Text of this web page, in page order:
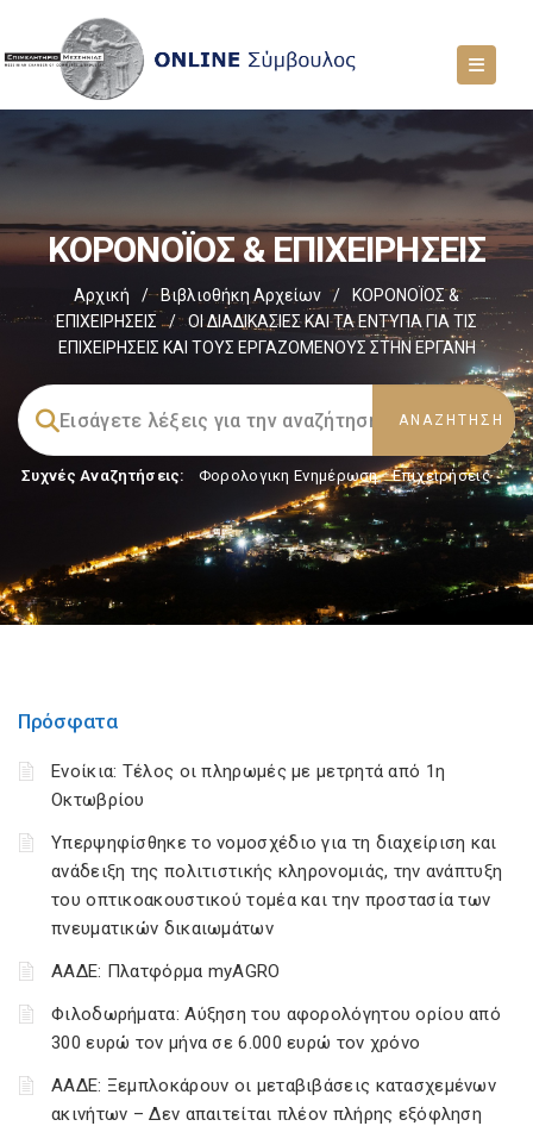
ΚΟΡΟΝΟΪΟΣ & ΕΠΙΧΕΙΡΗΣΕΙΣ
Αρχική / Βιβλιοθήκη Αρχείων /
ΚΟΡΟΝΟΪΟΣ &
ΕΠΙΧΕΙΡΗΣΕΙΣ
/
ΟΙ ΔΙΑΔΙΚΑΣΙΕΣ ΚΑΙ ΤΑ ΕΝΤΥΠΑ ΓΙΑ ΤΙΣ
ΕΠΙΧΕΙΡΗΣΕΙΣ ΚΑΙ ΤΟΥΣ ΕΡΓΑΖΟΜΕΝΟΥΣ ΣΤΗΝ ΕΡΓΑΝΗ
Συχνές Αναζητήσεις: Φορολογικη Ενημέρωση, Επιχειρήσεις
Πρόσφατα
Ενοίκια: Τέλος οι πληρωμές με μετρητά από 1η
Οκτωβρίου
Υπερψηφίσθηκε το νομοσχέδιο για τη διαχείριση και
ανάδειξη της πολιτιστικής κληρονομιάς, την ανάπτυξη
του οπτικοακουστικού τομέα και την προστασία των
πνευματικών δικαιωμάτων
ΑΑΔΕ: Πλατφόρμα myAGRO
Φιλοδωρήματα: Αύξηση του αφορολόγητου ορίου από
300 ευρώ τον μήνα σε 6.000 ευρώ τον χρόνο
ΑΑΔΕ: Ξεμπλοκάρουν οι μεταβιβάσεις κατασχεμένων
ακινήτων – Δεν απαιτείται πλέον πλήρης εξόφληση